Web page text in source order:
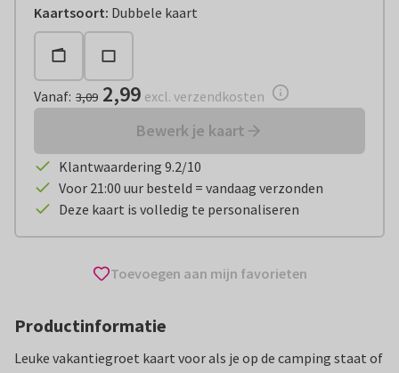
Kaartsoort: Dubbele kaart
Vanaf:€ 2,99 excl. verzendkosten
Vanaf: 3,09 2,99 excl. verzendkosten
Bewerk je kaart
Klantwaardering 9.2/10
Voor 21:00 uur besteld = vandaag verzonden
Deze kaart is volledig te personaliseren
Toevoegen aan mijn favorieten
Productinformatie
Leuke vakantiegroet kaart voor als je op de camping staat of